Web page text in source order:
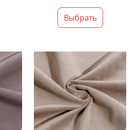
Выбрать